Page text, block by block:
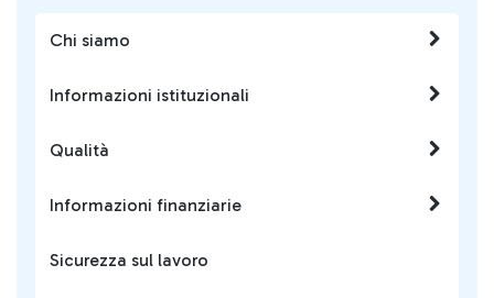
Chi siamo
Informazioni istituzionali
Qualità
Informazioni finanziarie
Sicurezza sul lavoro